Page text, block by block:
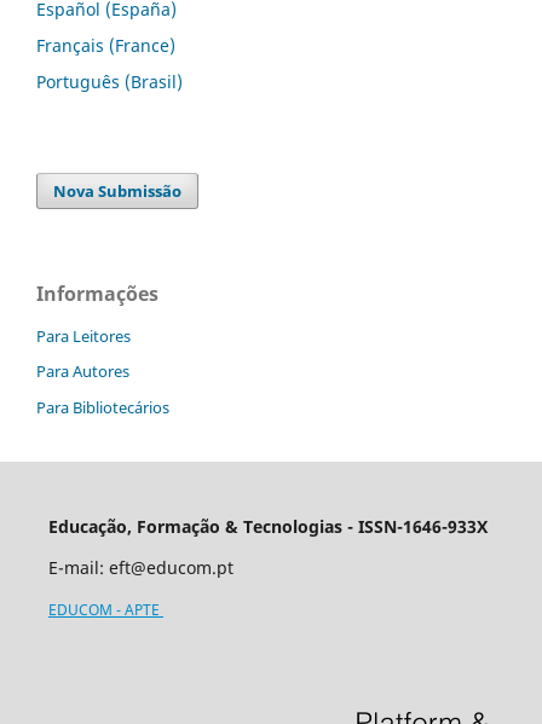
Español (España)
Français (France)
Português (Brasil)
Nova Submissão
Informações
Para Leitores
Para Autores
Para Bibliotecários
Educação, Formação & Tecnologias - ISSN-1646-933X
E-mail: eft@educom.pt
EDUCOM - APTE